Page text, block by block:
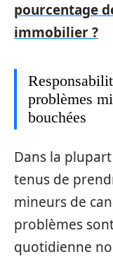
pourcentage
immobilier ?
problèmes
bouchées
Dans la
tenus de
mineurs de
problèmes
quotidienne